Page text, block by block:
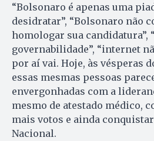
“Bolsonaro é apenas uma
desidratar”, “Bolsonaro não
homologar sua candidatura”,
governabilidade”, “internet
por aí vai. Hoje, às vésperas
essas mesmas pessoas
envergonhadas com a
mesmo de atestado médico,
mais votos e ainda
Nacional.